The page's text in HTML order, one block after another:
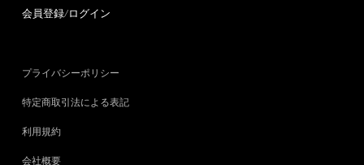
会員登録/ログイン
プライバシーポリシー
特定商取引法による表記
利用規約
会社概要